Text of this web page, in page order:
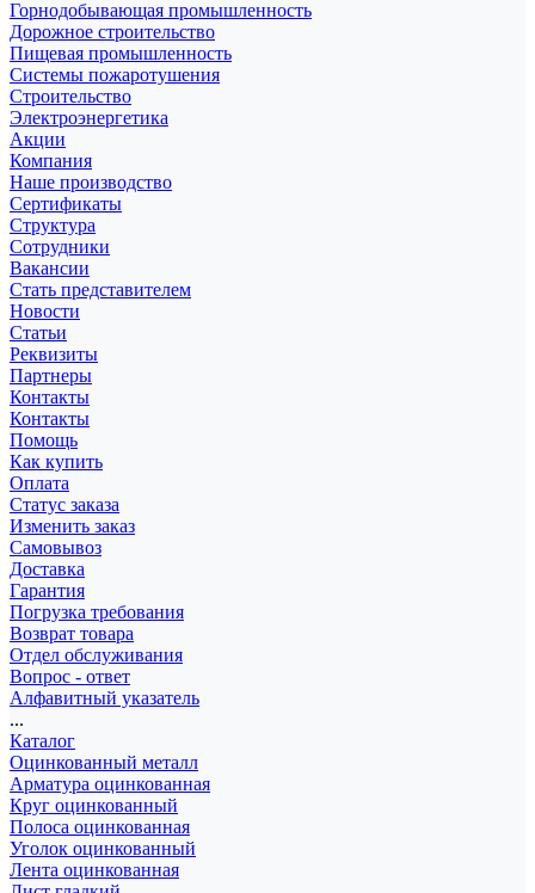
Горнодобывающая промышленность
Дорожное строительство
Пищевая промышленность
Системы пожаротушения
Строительство
Электроэнергетика
Акции
Компания
Наше производство
Сертификаты
Структура
Сотрудники
Вакансии
Стать представителем
Новости
Статьи
Реквизиты
Партнеры
Контакты
Контакты
Помощь
Как купить
Оплата
Статус заказа
Изменить заказ
Самовывоз
Доставка
Гарантия
Погрузка требования
Возврат товара
Отдел обслуживания
Вопрос - ответ
Алфавитный указатель
...
Каталог
Оцинкованный металл
Арматура оцинкованная
Круг оцинкованный
Полоса оцинкованная
Уголок оцинкованный
Лента оцинкованная